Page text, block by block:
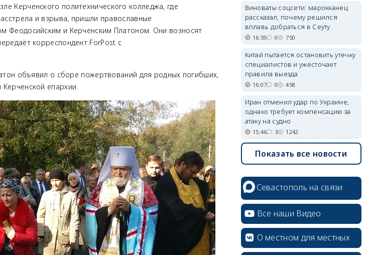
Керченского политехнического колледжа, где
и взрыва, пришли православные
Феодосийским и Керченским Платоном. Они возносят
корреспондент ForPost с
объявил о сборе пожертвований для родных погибших,
епархии.
Виноваты соцсети: марокканец
рассказал, почему решился
вплавь добраться в Сеуту
16:59 0 750
Китай пытается остановить утечку
специалистов и ужесточает
правила выезда
16:07 0 458
Иран отменил удар по Украине,
однако требует компенсацию за
атаку на судно
15:46 3 1242
Показать все новости
Севастополь на связи
Все наши Видео
О местном для местных